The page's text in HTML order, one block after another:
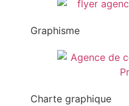
Graphisme
Charte graphique